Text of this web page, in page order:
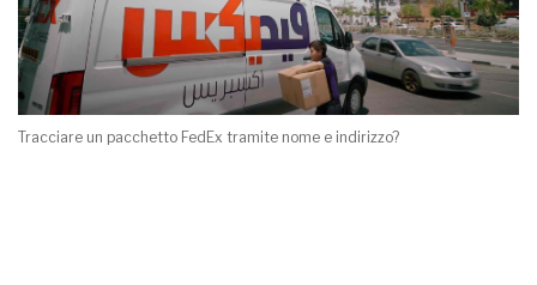
Tracciare un pacchetto FedEx tramite nome e indirizzo?